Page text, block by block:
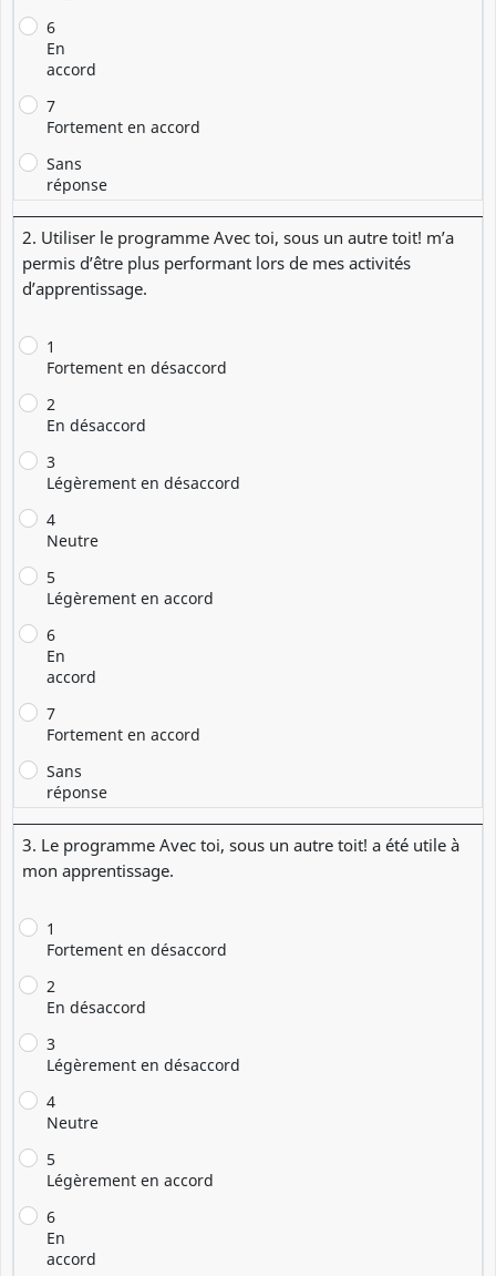
6
En
accord
7
Fortement en accord
Sans
réponse
2. Utiliser le programme Avec toi, sous un autre toit! m’a
permis d’être plus performant lors de mes activités
d’apprentissage.
1
Fortement en désaccord
2
En désaccord
3
Légèrement en désaccord
4
Neutre
5
Légèrement en accord
6
En
accord
7
Fortement en accord
Sans
réponse
3. Le programme Avec toi, sous un autre toit! a été utile à
mon apprentissage.
1
Fortement en désaccord
2
En désaccord
3
Légèrement en désaccord
4
Neutre
5
Légèrement en accord
6
En
accord